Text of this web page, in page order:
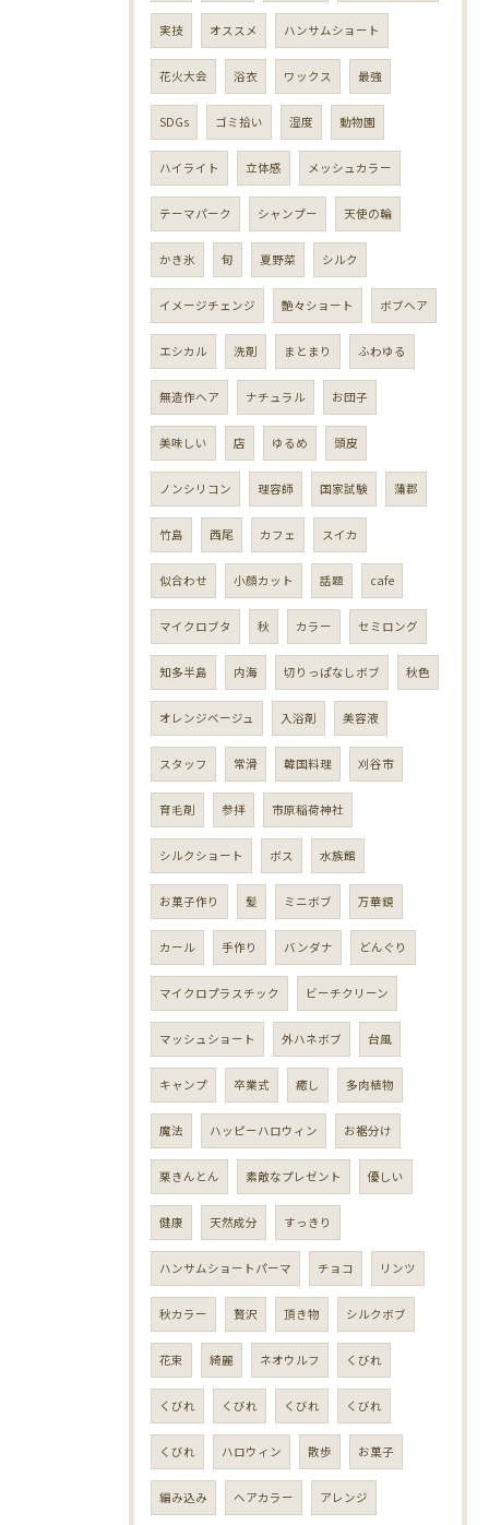
実技 オススメ ハンサムショート
花火大会 浴衣 ワックス 最強
SDGs ゴミ拾い 湿度 動物園
ハイライト 立体感 メッシュカラー
テーマパーク シャンプー 天使の輪
かき氷 旬 夏野菜 シルク
イメージチェンジ 艶々ショート ボブヘア
エシカル 洗剤 まとまり ふわゆる
無造作ヘア ナチュラル お団子
美味しい 店 ゆるめ 頭皮
ノンシリコン 理容師 国家試験 蒲郡
竹島 西尾 カフェ スイカ
似合わせ 小顔カット 話題 cafe
マイクロブタ 秋 カラー セミロング
知多半島 内海 切りっぱなしボブ 秋色
オレンジベージュ 入浴剤 美容液
スタッフ 常滑 韓国料理 刈谷市
育毛剤 参拝 市原稲荷神社
シルクショート ボス 水族館
お菓子作り 髪 ミニボブ 万華鏡
カール 手作り バンダナ どんぐり
マイクロプラスチック ビーチクリーン
マッシュショート 外ハネボブ 台風
キャンプ 卒業式 癒し 多肉植物
魔法 ハッピーハロウィン お裾分け
栗きんとん 素敵なプレゼント 優しい
健康 天然成分 すっきり
ハンサムショートパーマ チョコ リンツ
秋カラー 贅沢 頂き物 シルクボブ
花束 綺麗 ネオウルフ くびれ
くびれ くびれ くびれ くびれ
くびれ ハロウィン 散歩 お菓子
編み込み ヘアカラー アレンジ